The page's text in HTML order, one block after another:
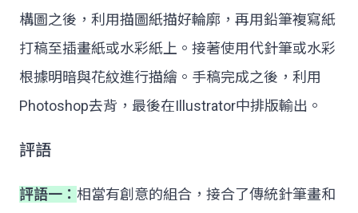
構圖之後，利用描圖紙描好輪廓，再用鉛筆複寫紙
打稿至插畫紙或水彩紙上。接著使用代針筆或水彩
根據明暗與花紋進行描繪。手稿完成之後，利用
Photoshop去背，最後在Illustrator中排版輸出。
評語
評語一： 相當有創意的組合，接合了傳統針筆畫和